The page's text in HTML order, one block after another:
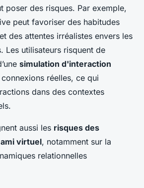
poser des risques. Par exemple,
peut favoriser des habitudes
des attentes irréalistes envers les
Les utilisateurs risquent de
simulation d'interaction
réelles, ce qui
dans des contextes
aussi les risques des
virtuel, notamment sur la
relationnelles